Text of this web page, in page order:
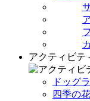
アクティビテ
ドッグ
四季の